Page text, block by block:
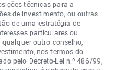
técnicas para a
de investimento, ou outras
de uma estratégia de
particulares ou
outro conselho,
nos termos do
pelo Decreto-Lei n.º 486/99,